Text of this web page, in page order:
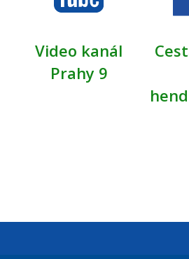
Video kanál
Prahy 9